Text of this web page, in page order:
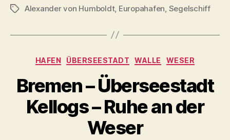
Schlagwörter
Alexander von Humboldt, Europahafen Segelschiff
Kategorien
HAFEN ÜBERSEESTADT WALLE WESER
Bremen – Überseestadt
Kellogs – Ruhe an der
Weser